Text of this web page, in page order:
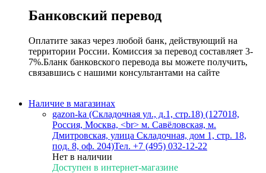
Банковский перевод
Оплатите заказ через любой банк, действующий на
территории России. Комиссия за перевод составляет 3-
7%.Бланк банковского перевода вы можете получить,
связавшись с нашими консультантами на сайте
Наличие в магазинах
gazon-ka (Складочная ул., д.1, стр.18) (127018,
Россия, Москва, <br> м. Савёловская, м.
Дмитровская, улица Складочная, дом 1, стр. 18,
под. 8, оф. 204)Тел. +7 (495) 032-12-22
Нет в наличии
Доступен в интернет-магазине